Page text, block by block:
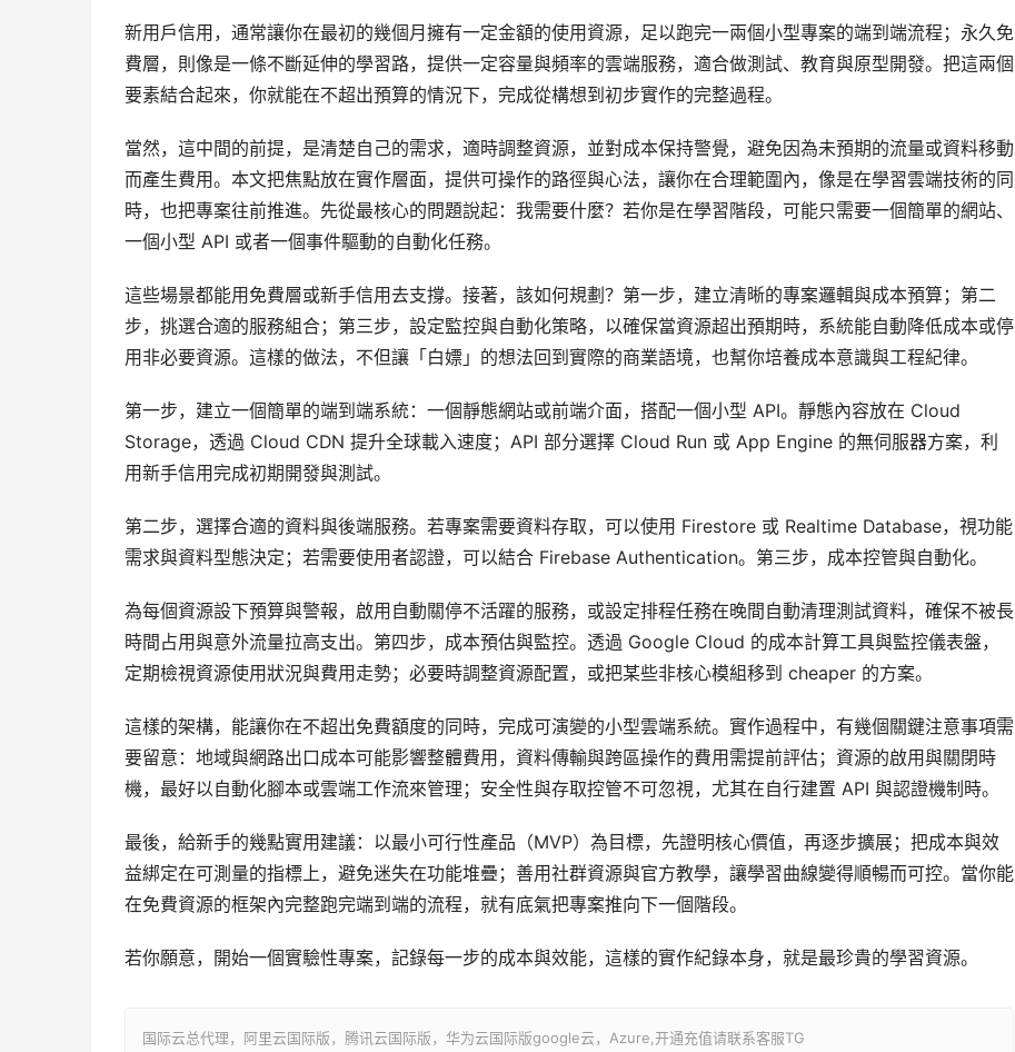
新用戶信用，通常讓你在最初的幾個月擁有一定金額的使用資源，足以跑完一兩個小型專案的端到端流程；永久免
費層，則像是一條不斷延伸的學習路，提供一定容量與頻率的雲端服務，適合做測試、教育與原型開發。把這兩個
要素結合起來，你就能在不超出預算的情況下，完成從構想到初步實作的完整過程。
當然，這中間的前提，是清楚自己的需求，適時調整資源，並對成本保持警覺，避免因為未預期的流量或資料移動
而產生費用。本文把焦點放在實作層面，提供可操作的路徑與心法，讓你在合理範圍內，像是在學習雲端技術的同
時，也把專案往前推進。先從最核心的問題說起：我需要什麼？若你是在學習階段，可能只需要一個簡單的網站、
一個小型 API 或者一個事件驅動的自動化任務。
這些場景都能用免費層或新手信用去支撐。接著，該如何規劃？第一步，建立清晰的專案邏輯與成本預算；第二
步，挑選合適的服務組合；第三步，設定監控與自動化策略，以確保當資源超出預期時，系統能自動降低成本或停
用非必要資源。這樣的做法，不但讓「白嫖」的想法回到實際的商業語境，也幫你培養成本意識與工程紀律。
第一步，建立一個簡單的端到端系統：一個靜態網站或前端介面，搭配一個小型 API。靜態內容放在 Cloud
Storage，透過 Cloud CDN 提升全球載入速度；API 部分選擇 Cloud Run 或 App Engine 的無伺服器方案，利
用新手信用完成初期開發與測試。
第二步，選擇合適的資料與後端服務。若專案需要資料存取，可以使用 Firestore 或 Realtime Database，視功能
需求與資料型態決定；若需要使用者認證，可以結合 Firebase Authentication。第三步，成本控管與自動化。
為每個資源設下預算與警報，啟用自動關停不活躍的服務，或設定排程任務在晚間自動清理測試資料，確保不被長
時間占用與意外流量拉高支出。第四步，成本預估與監控。透過 Google Cloud 的成本計算工具與監控儀表盤，
定期檢視資源使用狀況與費用走勢；必要時調整資源配置，或把某些非核心模組移到 cheaper 的方案。
這樣的架構，能讓你在不超出免費額度的同時，完成可演變的小型雲端系統。實作過程中，有幾個關鍵注意事項需
要留意：地域與網路出口成本可能影響整體費用，資料傳輸與跨區操作的費用需提前評估；資源的啟用與關閉時
機，最好以自動化腳本或雲端工作流來管理；安全性與存取控管不可忽視，尤其在自行建置 API 與認證機制時。
最後，給新手的幾點實用建議：以最小可行性產品（MVP）為目標，先證明核心價值，再逐步擴展；把成本與效
益綁定在可測量的指標上，避免迷失在功能堆疊；善用社群資源與官方教學，讓學習曲線變得順暢而可控。當你能
在免費資源的框架內完整跑完端到端的流程，就有底氣把專案推向下一個階段。
若你願意，開始一個實驗性專案，記錄每一步的成本與效能，這樣的實作紀錄本身，就是最珍貴的學習資源。
国际云总代理，阿里云国际版，腾讯云国际版，华为云国际版google云，Azure,开通充值请联系客服TG